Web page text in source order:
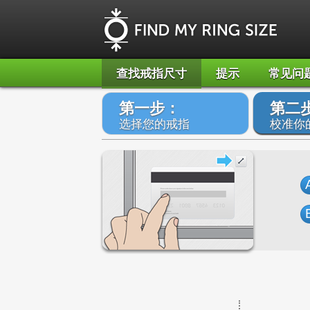
查找戒指尺寸 提示 常见问
第一步：
选择您的戒指
第二
校准你